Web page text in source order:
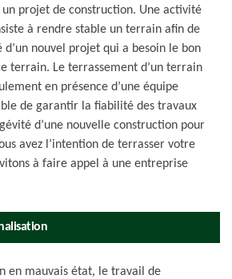
projet de construction. Une activité
à rendre stable un terrain afin de
nouvel projet qui a besoin le bon
terrain. Le terrassement d’un terrain
en présence d’une équipe
de garantir la fiabilité des travaux
d’une nouvelle construction pour
avez l’intention de terrasser votre
à faire appel à une entreprise
en mauvais état, le travail de